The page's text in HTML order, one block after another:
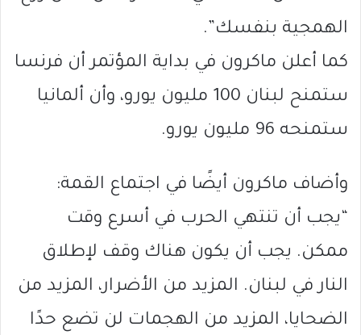
الهمجية بنفسك”.
كما أعلن ماكرون في بداية المؤتمر أن فرنسا
ستمنح لبنان 100 مليون يورو، وأن ألمانيا
ستمنحه 96 مليون يورو.
وأضاف ماكرون أيضًا في اجتماع القمة:
“يجب أن تنتهي الحرب في أسرع وقت
ممكن. يجب أن يكون هناك وقف لإطلاق
النار في لبنان. المزيد من الأضرار، المزيد من
الضحايا، المزيد من الهجمات لن تضع حدًا